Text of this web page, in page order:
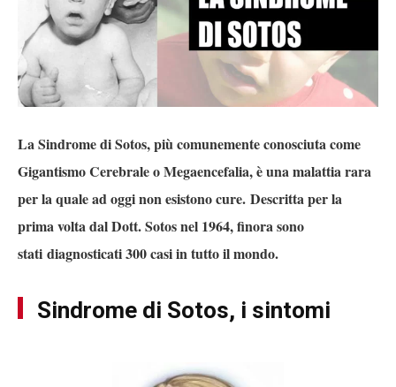
La Sindrome di Sotos, più comunemente conosciuta come
Gigantismo Cerebrale o Megaencefalia, è una malattia rara
per la quale ad oggi non esistono cure. Descritta per la
prima volta dal Dott. Sotos nel 1964, finora sono
stati diagnosticati 300 casi in tutto il mondo.
Sindrome di Sotos, i sintomi